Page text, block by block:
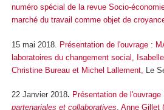
numéro spécial de la revue Socio-
marché du travail comme objet de
15 mai 2018. Présentation de l'ouvrage :
laboratoires du changement social,
Christine Bureau et Michel Lallement Le
22 Janvier 2018. Présentation de l'ouvrage
partenariales et collaboratives, Anne Gillet